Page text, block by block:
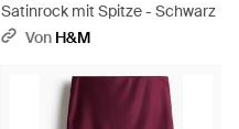
Satinrock mit Spitze - Schwarz
Von H&M